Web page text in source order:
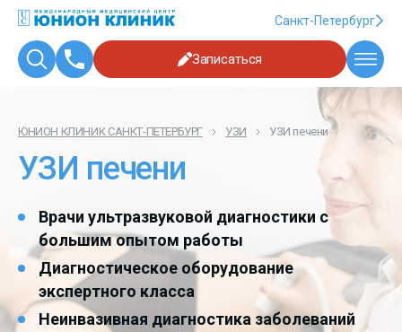
Санкт-Петербург
Записаться
ЮНИОН КЛИНИК САНКТ-ПЕТЕРБУРГ УЗИ УЗИ печени
УЗИ печени
Врачи ультразвуковой диагностики с
большим опытом работы
Диагностическое оборудование
экспертного класса
Неинвазивная диагностика заболеваний